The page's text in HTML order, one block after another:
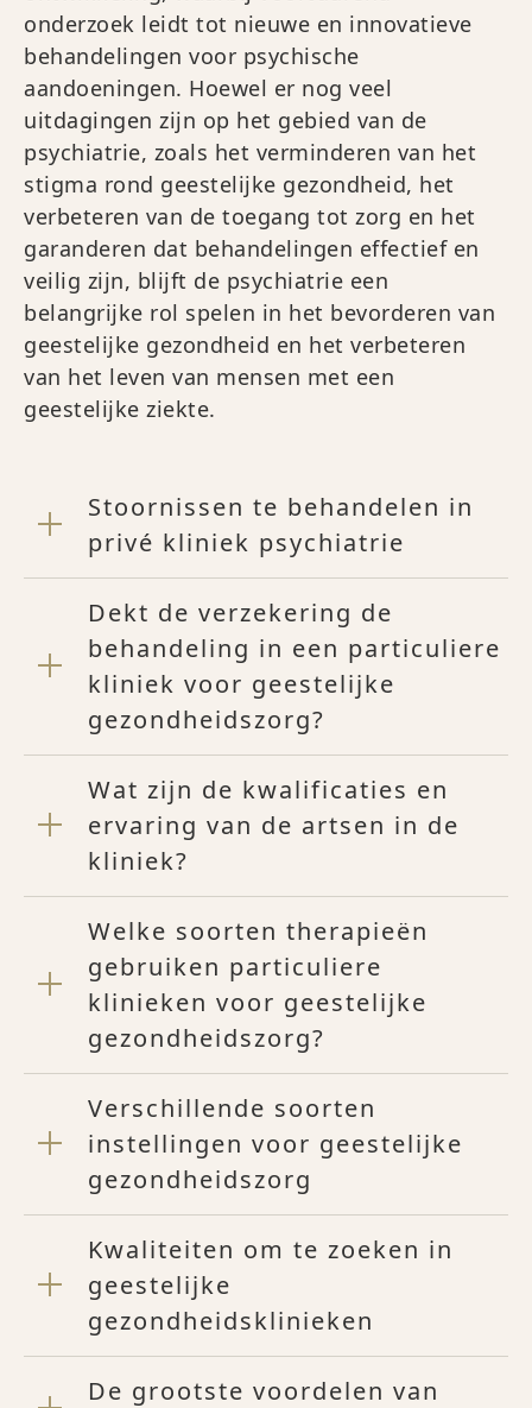
onderzoek leidt tot nieuwe en innovatieve
behandelingen voor psychische
aandoeningen. Hoewel er nog veel
uitdagingen zijn op het gebied van de
psychiatrie, zoals het verminderen van het
stigma rond geestelijke gezondheid, het
verbeteren van de toegang tot zorg en het
garanderen dat behandelingen effectief en
veilig zijn, blijft de psychiatrie een
belangrijke rol spelen in het bevorderen van
geestelijke gezondheid en het verbeteren
van het leven van mensen met een
geestelijke ziekte.
Stoornissen te behandelen in
privé kliniek psychiatrie
Dekt de verzekering de
behandeling in een particuliere
kliniek voor geestelijke
gezondheidszorg?
Wat zijn de kwalificaties en
ervaring van de artsen in de
kliniek?
Welke soorten therapieën
gebruiken particuliere
klinieken voor geestelijke
gezondheidszorg?
Verschillende soorten
instellingen voor geestelijke
gezondheidszorg
Kwaliteiten om te zoeken in
geestelijke
gezondheidsklinieken
De grootste voordelen van